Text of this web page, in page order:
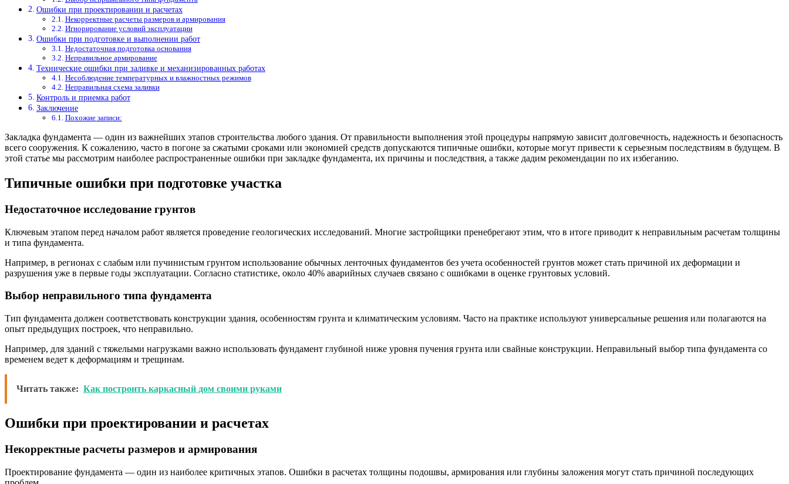
Ошибки при проектировании и расчетах
Некорректные расчеты размеров и армирования
Игнорирование условий эксплуатации
Ошибки при подготовке и выполнении работ
Недостаточная подготовка основания
Неправильное армирование
Технические ошибки при заливке и механизированных работах
Несоблюдение температурных и влажностных режимов
Неправильная схема заливки
Контроль и приемка работ
Заключение
Похожие записи:
Закладка фундамента — один из важнейших этапов строительства любого здания. От правильности выполнения этой процедуры напрямую зависит долговечность, надежность и безопасность
всего сооружения. К сожалению, часто в погоне за сжатыми сроками или экономией средств допускаются типичные ошибки, которые могут привести к серьезным последствиям в будущем. В
этой статье мы рассмотрим наиболее распространенные ошибки при закладке фундамента, их причины и последствия, а также дадим рекомендации по их избеганию.
Типичные ошибки при подготовке участка
Недостаточное исследование грунтов
Ключевым этапом перед началом работ является проведение геологических исследований. Многие застройщики пренебрегают этим, что в итоге приводит к неправильным расчетам толщины
и типа фундамента.
Например, в регионах с слабым или пучинистым грунтом использование обычных ленточных фундаментов без учета особенностей грунтов может стать причиной их деформации и
разрушения уже в первые годы эксплуатации. Согласно статистике, около 40% аварийных случаев связано с ошибками в оценке грунтовых условий.
Выбор неправильного типа фундамента
Тип фундамента должен соответствовать конструкции здания, особенностям грунта и климатическим условиям. Часто на практике используют универсальные решения или полагаются на
опыт предыдущих построек, что неправильно.
Например, для зданий с тяжелыми нагрузками важно использовать фундамент глубиной ниже уровня пучения грунта или свайные конструкции. Неправильный выбор типа фундамента со
временем ведет к деформациям и трещинам.
Читать также: Как построить каркасный дом своими руками
Ошибки при проектировании и расчетах
Некорректные расчеты размеров и армирования
Проектирование фундамента — один из наиболее критичных этапов. Ошибки в расчетах толщины подошвы, армирования или глубины заложения могут стать причиной последующих